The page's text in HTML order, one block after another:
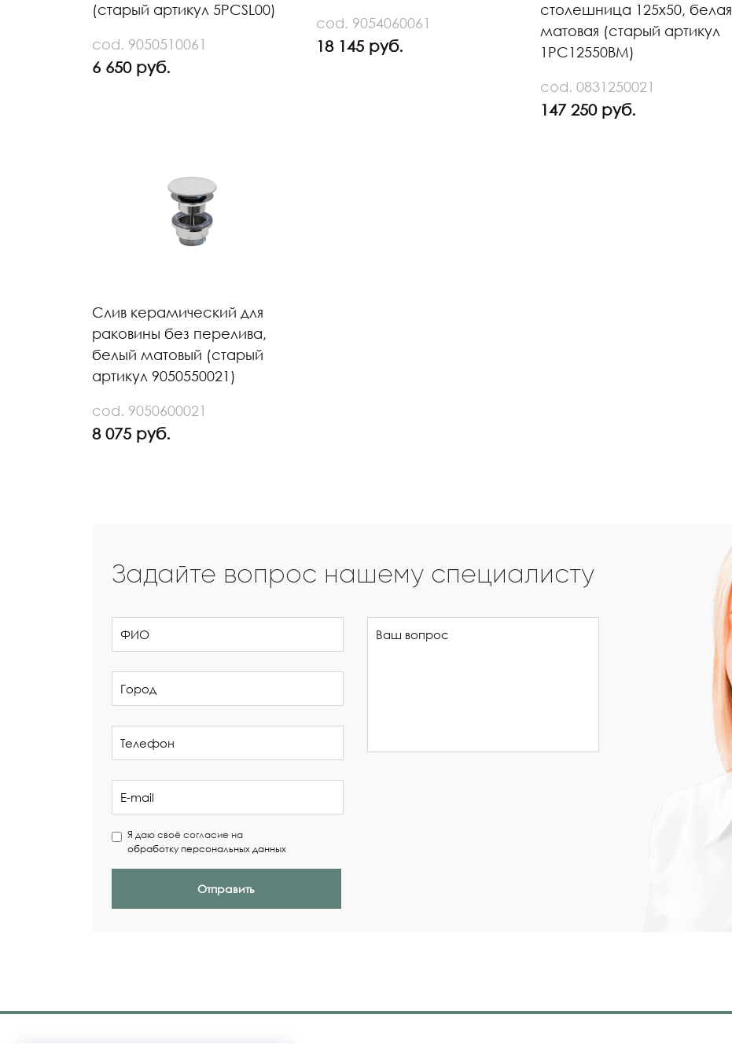
(старый артикул 5PCSL00)
cod. 9050510061
6 650 руб.
cod. 9054060061
18 145 руб.
столешница 125х50, белая
матовая (старый артикул
1PC12550BM)
cod. 0831250021
147 250 руб.
Слив керамический для
раковины без перелива,
белый матовый (старый
артикул 9050550021)
cod. 9050600021
8 075 руб.
Задайте вопрос нашему специалисту
Я даю своё согласие на
обработку персональных данных
Отправить